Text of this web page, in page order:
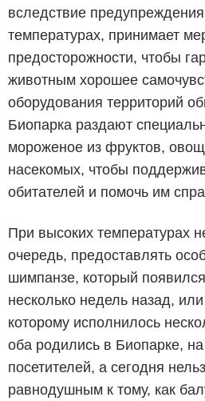
вследствие
температурах, принимает
предосторожности, чтобы
животным хорошее
оборудования территорий
Биопарка раздают
мороженое из фруктов,
насекомых, чтобы
обитателей и помочь им
При высоких температурах
очередь, предоставлять
шимпанзе, который
несколько недель назад,
которому исполнилось
оба родились в Биопарке, на
посетителей, а сегодня
равнодушным к тому, как